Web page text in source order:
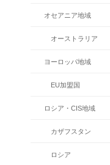
オセアニア地域
オーストラリア
ヨーロッパ地域
EU加盟国
ロシア・CIS地域
カザフスタン
ロシア